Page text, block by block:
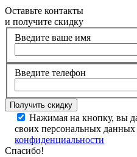
Оставьте контакты
и получите скидку
Введите ваше имя
Введите телефон
Нажимая на кнопку, вы
своих персональных данных
конфиденциальности
Спасибо!